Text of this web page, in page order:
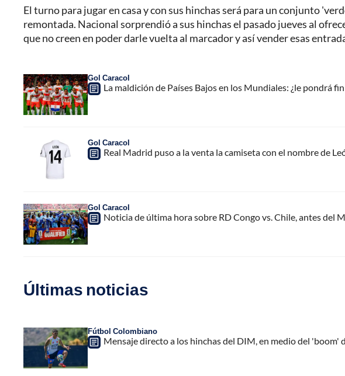
El turno para jugar en casa y con sus hinchas será para un conjunto
remontada. Nacional sorprendió a sus hinchas el pasado jueves al
que no creen en poder darle vuelta al marcador y así vender esas
Gol Caracol
La maldición de Países Bajos en los Mundiales: ¿le pondrá
Gol Caracol
Real Madrid puso a la venta la camiseta con el nombre de
Gol Caracol
Noticia de última hora sobre RD Congo vs. Chile, antes del
Últimas noticias
Fútbol Colombiano
Mensaje directo a los hinchas del DIM, en medio del 'boom'